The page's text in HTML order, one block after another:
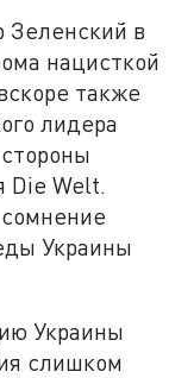
Зеленский в
нацисткой
также
лидера
Die Welt.
Украины
Украины
слишком